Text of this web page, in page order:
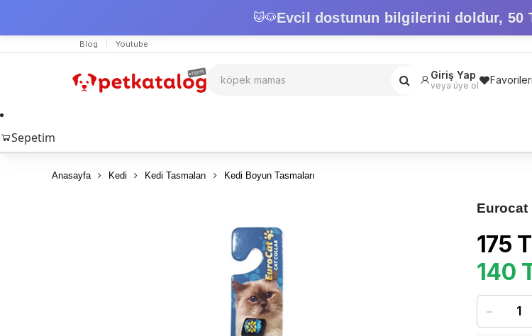
🐱🐶Evcil dostunun bilgilerini doldur, 50
Blog Youtube
Giriş Yap
veya üye ol
Sepetim
Anasayfa Kedi Kedi Tasmaları Kedi Boyun Tasmaları
Eurocat
175
140
-